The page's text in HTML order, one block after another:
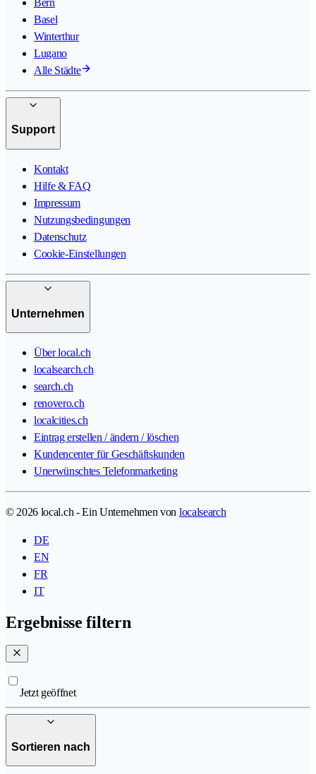
Basel
Winterthur
Lugano
Alle Städte
Support
Kontakt
Hilfe & FAQ
Impressum
Nutzungsbedingungen
Datenschutz
Cookie-Einstellungen
Unternehmen
Über local.ch
localsearch.ch
search.ch
renovero.ch
localcities.ch
Eintrag erstellen / ändern / löschen
Kundencenter für Geschäftskunden
Unerwünschtes Telefonmarketing
© 2026 local.ch - Ein Unternehmen von localsearch
DE
EN
FR
IT
Ergebnisse filtern
Jetzt geöffnet
Sortieren nach